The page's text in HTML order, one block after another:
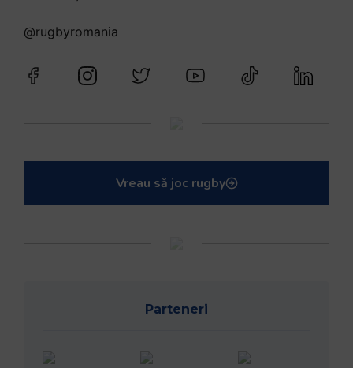
@rugbyromania
Vreau să joc rugby
Parteneri